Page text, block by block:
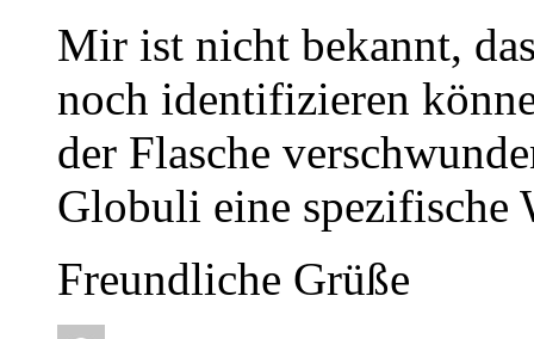
Mir ist nicht bekannt,
noch identifizieren
der Flasche
Globuli eine spezifische
Freundliche Grüße